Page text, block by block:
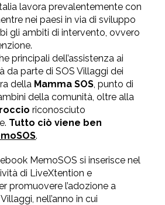
lavora prevalentemente con
nei paesi in via di sviluppo
gli ambiti di intervento, ovvero
principali dell’assistenza ai
da parte di SOS Villaggi dei
della Mamma SOS, punto di
della comunità, oltre alla
riconosciuto
Tutto ciò viene ben
.
MemoSOS si inserisce nel
di LiveXtention e
promuovere l’adozione a
nell’anno in cui